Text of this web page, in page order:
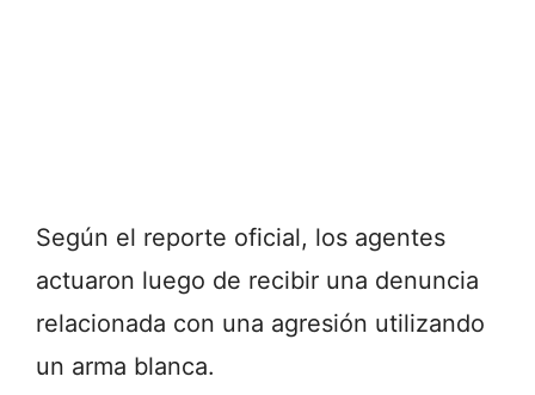
Según el reporte oficial, los agentes
actuaron luego de recibir una denuncia
relacionada con una agresión utilizando
un arma blanca.